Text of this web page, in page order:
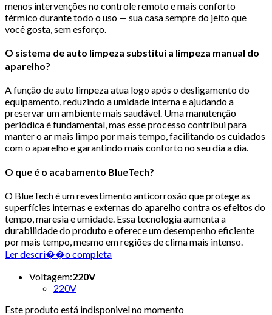
menos intervenções no controle remoto e mais conforto
térmico durante todo o uso — sua casa sempre do jeito que
você gosta, sem esforço.
O sistema de auto limpeza substitui a limpeza manual do
aparelho?
A função de auto limpeza atua logo após o desligamento do
equipamento, reduzindo a umidade interna e ajudando a
preservar um ambiente mais saudável. Uma manutenção
periódica é fundamental, mas esse processo contribui para
manter o ar mais limpo por mais tempo, facilitando os cuidados
com o aparelho e garantindo mais conforto no seu dia a dia.
O que é o acabamento BlueTech?
O BlueTech é um revestimento anticorrosão que protege as
superfícies internas e externas do aparelho contra os efeitos do
tempo, maresia e umidade. Essa tecnologia aumenta a
durabilidade do produto e oferece um desempenho eficiente
por mais tempo, mesmo em regiões de clima mais intenso.
Ler descri��o completa
Voltagem:220V
220V
Este produto está indisponivel no momento